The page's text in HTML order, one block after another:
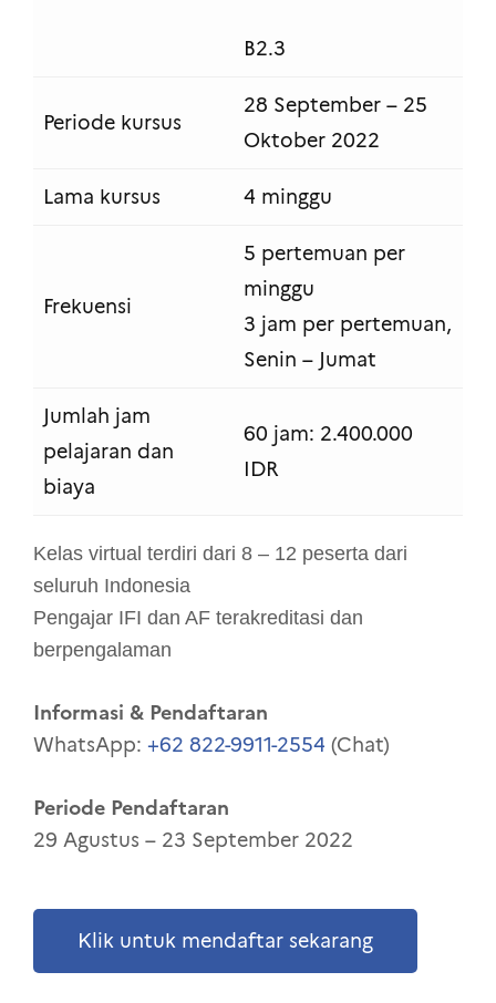
B2.3
Periode kursus
28 September – 25
Oktober 2022
Lama kursus 4 minggu
Frekuensi
5 pertemuan per
minggu
3 jam per pertemuan,
Senin – Jumat
Jumlah jam
pelajaran dan
biaya
60 jam: 2.400.000
IDR
Kelas virtual terdiri dari 8 – 12 peserta dari
seluruh Indonesia
Pengajar IFI dan AF terakreditasi dan
berpengalaman
Informasi & Pendaftaran
WhatsApp: +62 822-9911-2554 (Chat)
Periode Pendaftaran
29 Agustus – 23 September 2022
Klik untuk mendaftar sekarang